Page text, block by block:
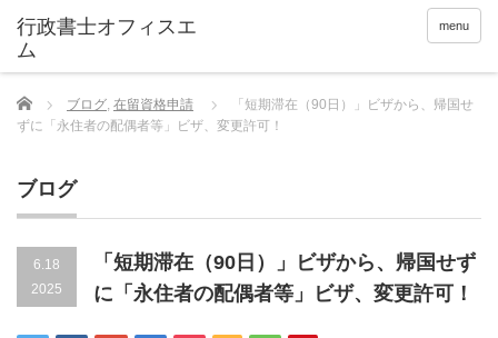
menu
Home ブログ, 在留資格申請
「短期滞在（90日）」ビザから、帰国せ
ずに「永住者の配偶者等」ビザ、変更許可！
ブログ
6.18
2025
「短期滞在（90日）」ビザから、帰国せず
に「永住者の配偶者等」ビザ、変更許可！